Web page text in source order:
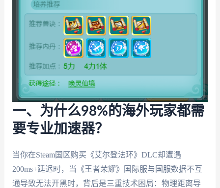
一、为什么98%的海外玩家都需
要专业加速器？
当你在Steam国区购买《艾尔登法环》DLC却遭遇
200ms+延迟时，当《王者荣耀》国际服与国服数据不互
通导致无法开黑时，背后是三重技术困局：物理距离导